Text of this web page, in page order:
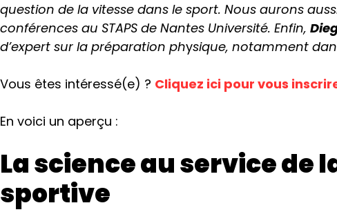
question de la vitesse dans le sport. Nous aurons
conférences au STAPS de Nantes Université. Enfin,
d’expert sur la préparation physique, notamment
Vous êtes intéressé(e) ? Cliquez ici pour vous
En voici un aperçu :
La science au service
sportive